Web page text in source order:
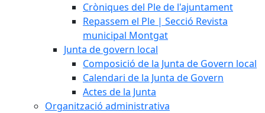
Cròniques del Ple de l'ajuntament
Repassem el Ple | Secció Revista
municipal Montgat
Junta de govern local
Composició de la Junta de Govern local
Calendari de la Junta de Govern
Actes de la Junta
Organització administrativa